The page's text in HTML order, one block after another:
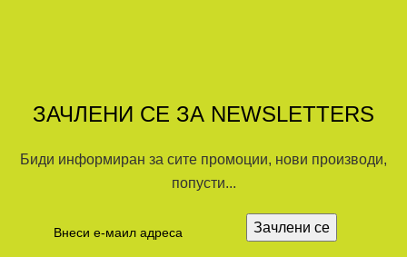
ЗАЧЛЕНИ СЕ ЗА NEWSLETTERS
Биди информиран за сите промоции, нови производи,
попусти...